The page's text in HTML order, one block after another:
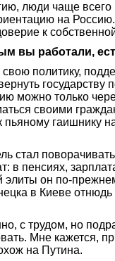
люди чаще всего
на
к
вы работали,
политику,
государству
можно только
своими
пьяному гаишнику
стал
в пенсиях,
элиты он по-
в Киеве отнюдь
с трудом, но
Мне кажется,
на Путина.